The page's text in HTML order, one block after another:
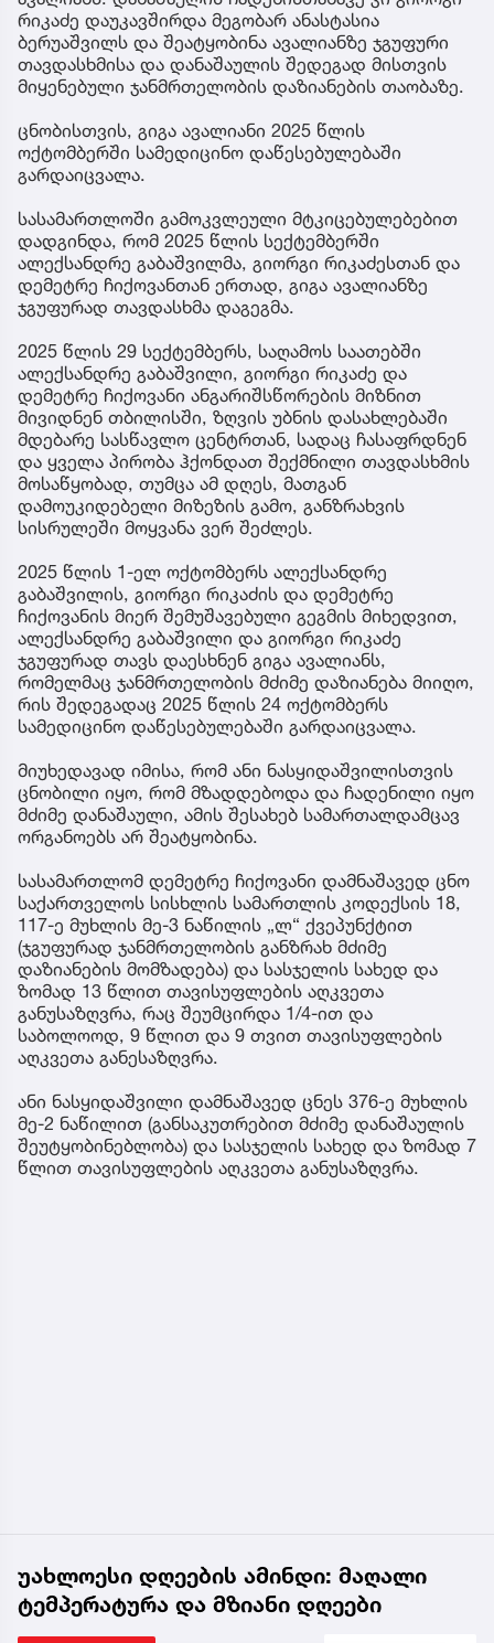
რიკაძე დაუკავშირდა მეგობარ ანასტასია
ბერუაშვილს და შეატყობინა ავალიანზე ჯგუფური
თავდასხმისა და დანაშაულის შედეგად მისთვის
მიყენებული ჯანმრთელობის დაზიანების თაობაზე.
ცნობისთვის, გიგა ავალიანი 2025 წლის
ოქტომბერში სამედიცინო დაწესებულებაში
გარდაიცვალა.
სასამართლოში გამოკვლეული მტკიცებულებებით
დადგინდა, რომ 2025 წლის სექტემბერში
ალექსანდრე გაბაშვილმა, გიორგი რიკაძესთან და
დემეტრე ჩიქოვანთან ერთად, გიგა ავალიანზე
ჯგუფურად თავდასხმა დაგეგმა.
2025 წლის 29 სექტემბერს, საღამოს საათებში
ალექსანდრე გაბაშვილი, გიორგი რიკაძე და
დემეტრე ჩიქოვანი ანგარიშსწორების მიზნით
მივიდნენ თბილისში, ზღვის უბნის დასახლებაში
მდებარე სასწავლო ცენტრთან, სადაც ჩასაფრდნენ
და ყველა პირობა ჰქონდათ შექმნილი თავდასხმის
მოსაწყობად, თუმცა ამ დღეს, მათგან
დამოუკიდებელი მიზეზის გამო, განზრახვის
სისრულეში მოყვანა ვერ შეძლეს.
2025 წლის 1-ელ ოქტომბერს ალექსანდრე
გაბაშვილის, გიორგი რიკაძის და დემეტრე
ჩიქოვანის მიერ შემუშავებული გეგმის მიხედვით,
ალექსანდრე გაბაშვილი და გიორგი რიკაძე
ჯგუფურად თავს დაესხნენ გიგა ავალიანს,
რომელმაც ჯანმრთელობის მძიმე დაზიანება მიიღო,
რის შედეგადაც 2025 წლის 24 ოქტომბერს
სამედიცინო დაწესებულებაში გარდაიცვალა.
მიუხედავად იმისა, რომ ანი ნასყიდაშვილისთვის
ცნობილი იყო, რომ მზადდებოდა და ჩადენილი იყო
მძიმე დანაშაული, ამის შესახებ სამართალდამცავ
ორგანოებს არ შეატყობინა.
სასამართლომ დემეტრე ჩიქოვანი დამნაშავედ ცნო
საქართველოს სისხლის სამართლის კოდექსის 18,
117-ე მუხლის მე-3 ნაწილის „ლ“ ქვეპუნქტით
(ჯგუფურად ჯანმრთელობის განზრახ მძიმე
დაზიანების მომზადება) და სასჯელის სახედ და
ზომად 13 წლით თავისუფლების აღკვეთა
განუსაზღვრა, რაც შეუმცირდა 1/4-ით და
საბოლოოდ, 9 წლით და 9 თვით თავისუფლების
აღკვეთა განესაზღვრა.
ანი ნასყიდაშვილი დამნაშავედ ცნეს 376-ე მუხლის
მე-2 ნაწილით (განსაკუთრებით მძიმე დანაშაულის
შეუტყობინებლობა) და სასჯელის სახედ და ზომად 7
წლით თავისუფლების აღკვეთა განუსაზღვრა.
უახლოესი დღეების ამინდი: მაღალი
ტემპერატურა და მზიანი დღეები